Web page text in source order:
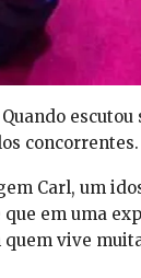
escutou
concorrentes.
Carl, um
em uma
vive